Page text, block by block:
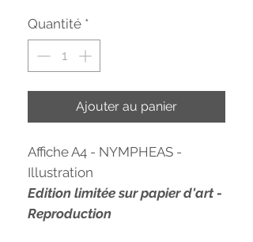
Quantité *
Ajouter au panier
Affiche A4 - NYMPHEAS -
Illustration
Edition limitée sur papier d'art -
Reproduction